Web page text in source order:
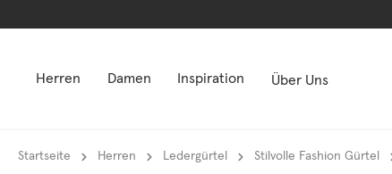
Herren Damen Inspiration Über Uns
Startseite Herren Ledergürtel Stilvolle Fashion Gürtel